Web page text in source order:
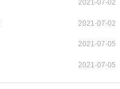
2021-07-02
2021-07-02
2021-07-05
2021-07-05